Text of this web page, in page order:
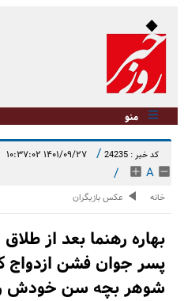
منو
کد خبر : 24235 / ۱۴۰۱/۰۹/۲۷ ۱۰:۳۷:۰۲
A
/
خانه عکس بازیگران
بهاره رهنما بعد از
پسر جوان فشن ازدواج
شوهر بچه سن خودش